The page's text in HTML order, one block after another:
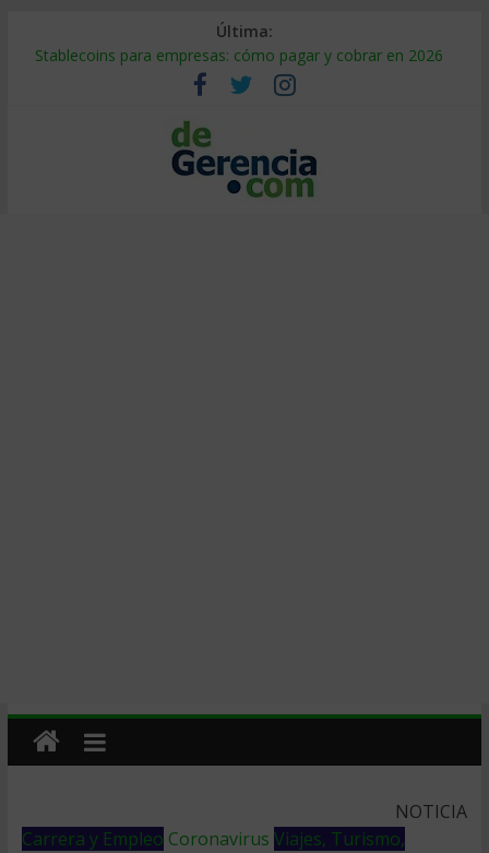
Última:
Stablecoins para empresas: cómo pagar y cobrar en 2026
Despido silencioso: qué es y por qué sale tan caro
IA en selección de personal: cómo auditarla a tiempo
Trabajo forzoso en la cadena de suministro: qué hacer
Mercado hispano de EE. UU.: cómo segmentarlo y venderle
NOTICIA
Carrera y Empleo Coronavirus Viajes, Turismo,